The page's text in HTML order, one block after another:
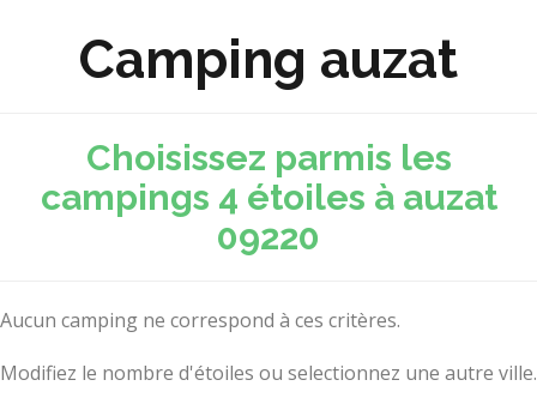
Camping auzat
Choisissez parmis les
campings 4 étoiles à auzat
09220
Aucun camping ne correspond à ces critères.
Modifiez le nombre d'étoiles ou selectionnez une autre ville.